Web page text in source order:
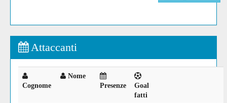
Attaccanti
Cognome
Nome
Presenze
Goal
fatti